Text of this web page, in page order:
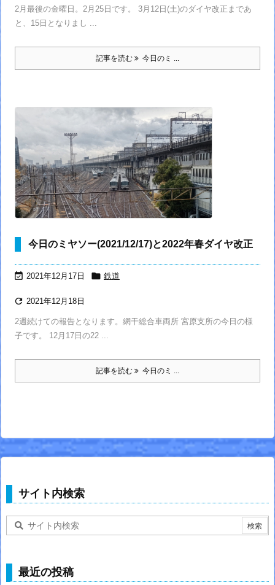
2月最後の金曜日。2月25日です。 3月12日(土)のダイヤ改正まであ
と、15日となりまし ...
記事を読む 今日のミ ...
今日のミヤソー(2021/12/17)と2022年春ダイヤ改正
 2021年12月17日  鉄道
 2021年12月18日
2週続けての報告となります。網干総合車両所 宮原支所の今日の様
子です。 12月17日の22 ...
記事を読む 今日のミ ...
サイト内検索
最近の投稿